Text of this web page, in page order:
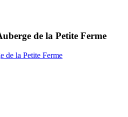
de la Petite Ferme
de la Petite Ferme